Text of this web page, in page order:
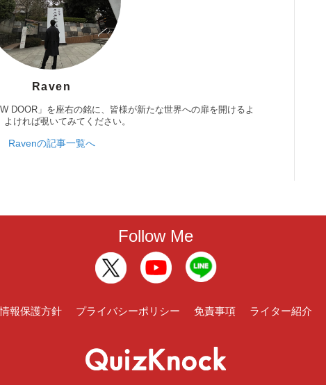
Raven
DOOR」を座右の銘に、皆様が新たな世界への扉を開けるよ
ければ覗いてみてください。
Ravenの記事一覧へ
Follow Me
報保護方針 プライバシーポリシー 免責事項 ライター紹介